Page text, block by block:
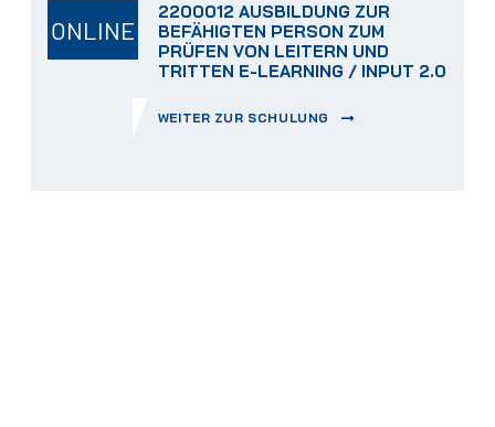
ONLINE
2200012 AUSBILDUNG ZUR
BEFÄHIGTEN PERSON ZUM
PRÜFEN VON LEITERN UND
TRITTEN E-LEARNING / INPUT 2.0
WEITER ZUR SCHULUNG